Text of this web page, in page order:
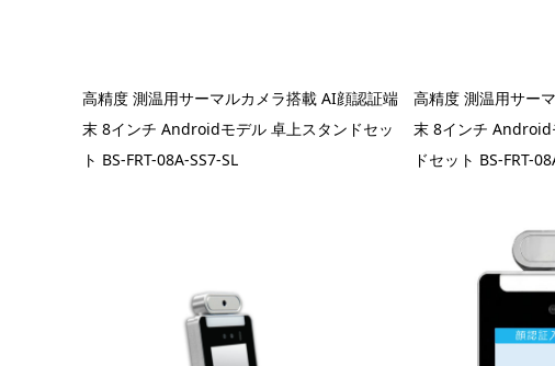
高精度 測温用サーマルカメラ搭載 AI顔認証端
末 8インチ Androidモデル 卓上スタンドセッ
ト BS-FRT-08A-SS7-SL
高精度 測温用サー
末 8インチ Android
ドセット BS-FRT-